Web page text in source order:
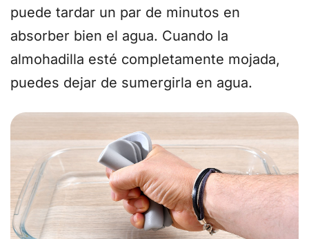
puede tardar un par de minutos en
absorber bien el agua. Cuando la
almohadilla esté completamente mojada,
puedes dejar de sumergirla en agua.